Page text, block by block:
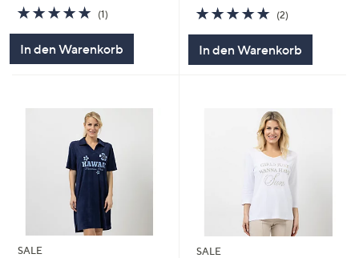
5.0
von
(1)
In den Warenkorb
5.0
von
(2)
In den Warenkorb
SALE
SALE